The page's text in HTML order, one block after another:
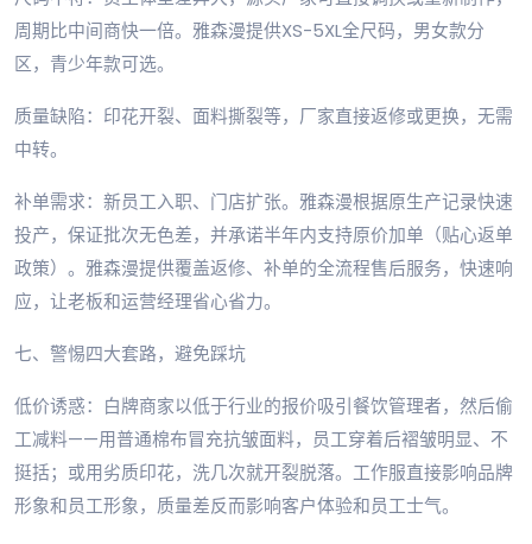
周期比中间商快一倍。雅森漫提供XS-5XL全尺码，男女款分
区，青少年款可选。
质量缺陷：印花开裂、面料撕裂等，厂家直接返修或更换，无需
中转。
补单需求：新员工入职、门店扩张。雅森漫根据原生产记录快速
投产，保证批次无色差，并承诺半年内支持原价加单（贴心返单
政策）。雅森漫提供覆盖返修、补单的全流程售后服务，快速响
应，让老板和运营经理省心省力。
七、警惕四大套路，避免踩坑
低价诱惑：白牌商家以低于行业的报价吸引餐饮管理者，然后偷
工减料——用普通棉布冒充抗皱面料，员工穿着后褶皱明显、不
挺括；或用劣质印花，洗几次就开裂脱落。工作服直接影响品牌
形象和员工形象，质量差反而影响客户体验和员工士气。